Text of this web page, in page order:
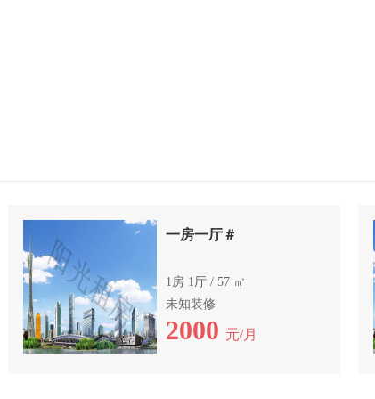
一房一厅＃
1房 1厅 / 57 ㎡
未知装修
2000 元/月